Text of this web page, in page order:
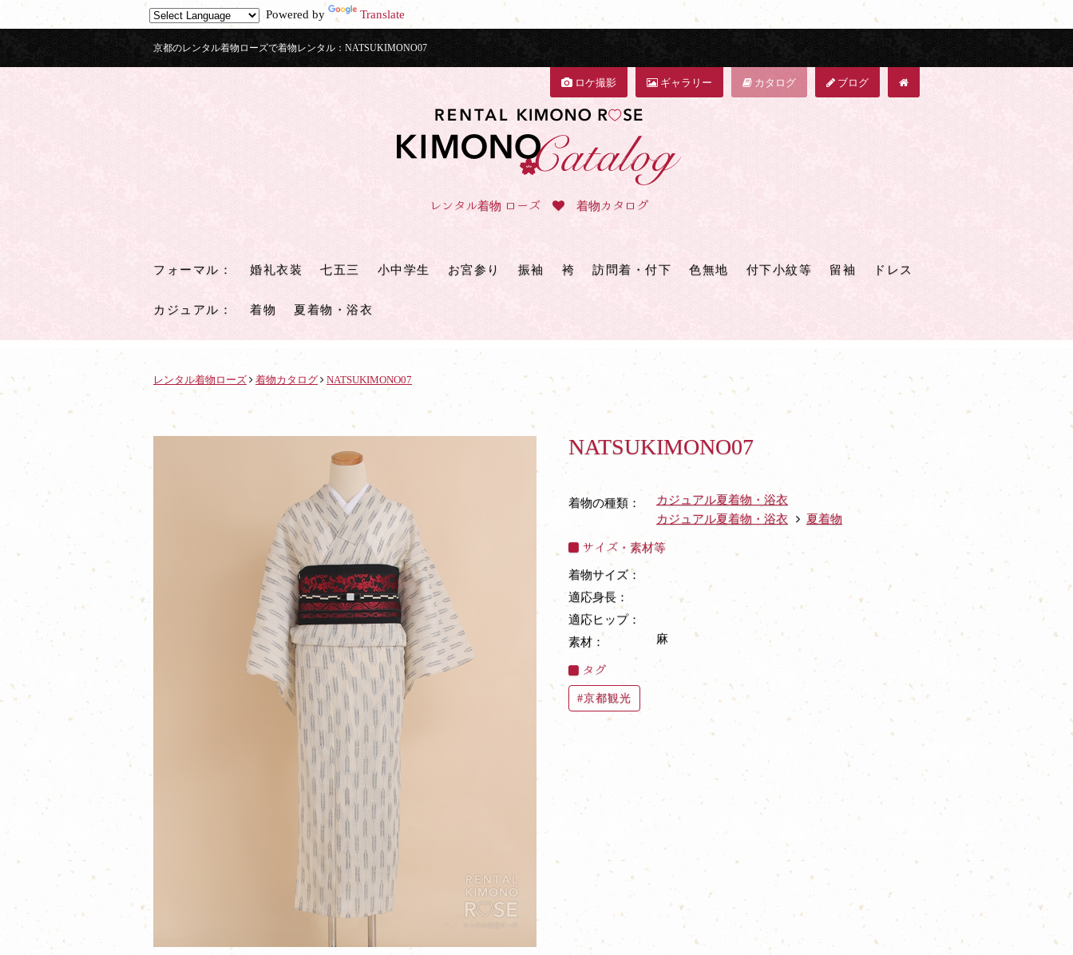
Powered by Translate
京都のレンタル着物ローズで着物レンタル：NATSUKIMONO07
ロケ撮影 ギャラリー カタログ ブログ
レンタル着物 ローズ 着物カタログ
フォーマル ： 婚礼衣装 七五三 小中学生 お宮参り 振袖 袴 訪問着・付下 色無地 付下小紋等 留袖 ドレス
カジュアル ： 着物 夏着物・浴衣
レンタル着物ローズ 着物カタログ NATSUKIMONO07
NATSUKIMONO07
着物の種類：
カジュアル夏着物・浴衣
カジュアル夏着物・浴衣
夏着物
サイズ・素材等
着物サイズ：
適応身長：
適応ヒップ：
素材：
麻
タグ
京都観光